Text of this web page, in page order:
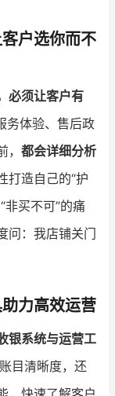
户选你而不
必须让客户有
务体验、售后政
都会详细分析
打造自己的“护
非买不可”的痛
问：我店铺关门
力高效运营
银系统与运营工
目清晰度，还